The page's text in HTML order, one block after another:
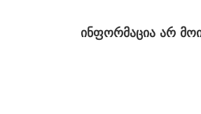
ინფორმაცია არ